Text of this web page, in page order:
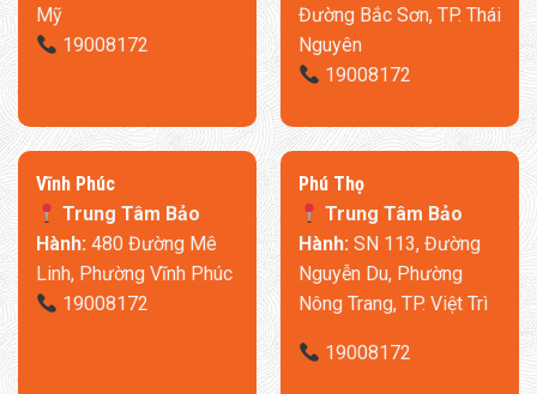
Mỹ
19008172
Đường Bắc Sơn, TP. Thái
Nguyên
19008172
​Vĩnh Phúc
Trung Tâm Bảo
Hành:480 Đường Mê
Linh, Phường Vĩnh Phúc
19008172
​Phú Thọ
Trung Tâm Bảo
Hành:SN 113, Đường
Nguyễn Du, Phường
Nông Trang, TP. Việt Trì
19008172